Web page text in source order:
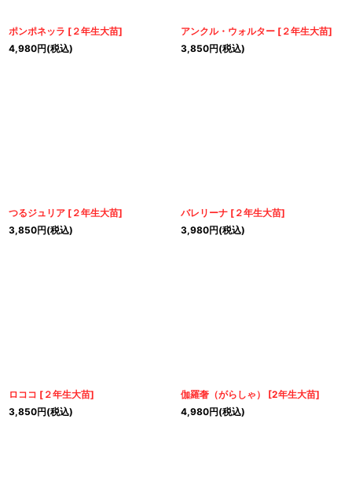
ポンポネッラ [ ２年生大苗]
4,980円(税込)
アンクル・ウォルター [ ２年生大苗]
3,850円(税込)
つるジュリア [ ２年生大苗]
3,850円(税込)
バレリーナ [ ２年生大苗]
3,980円(税込)
ロココ [ ２年生大苗]
3,850円(税込)
伽羅奢（がらしゃ） [2年生大苗]
4,980円(税込)